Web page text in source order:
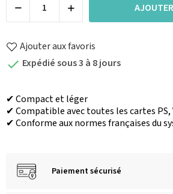
Ajouter aux favoris
 Expédié sous 3 à 8 jours
✔︎ Compact et léger
✔ Compatible avec toutes les cartes
✔ Conforme aux normes françaises du
Paiement sécurisé